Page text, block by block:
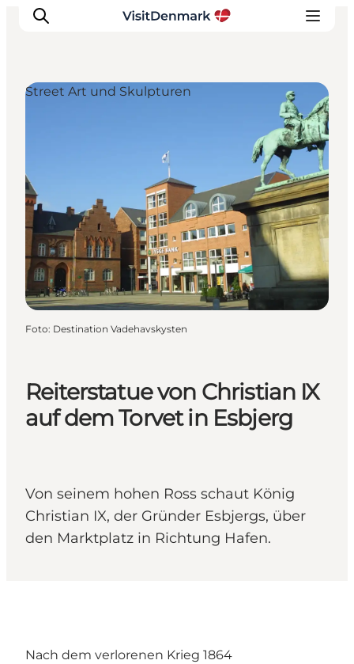
Unterkünfte
Reiseplanung
Reiterstatue von Christian IX
auf dem Torvet in Esbjerg
Von seinem hohen Ross schaut König
Christian IX, der Gründer Esbjergs, über
den Marktplatz in Richtung Hafen.
Street Art und Skulpturen
Foto: Destination Vadehavskysten
Nach dem verlorenen Krieg 1864